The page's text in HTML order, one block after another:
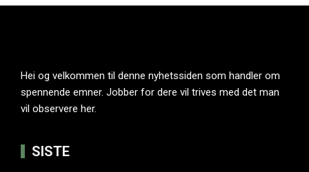
Hei og velkommen til denne nyhetssiden som handler om
spennende emner. Jobber for dere vil trives med det man
vil observere her.
SISTE